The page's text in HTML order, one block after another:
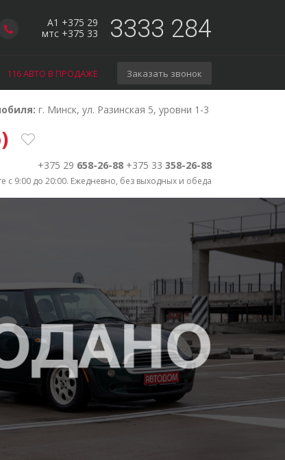
A1 +375 29
мтс +375 33
3333 284
116 АВТО В ПРОДАЖЕ Заказать звонок
г. Минск, ул. Разинская 5, уровни 1-3
+375 29 658-26-88 +375 33 358-26-88
с 9:00 до 20:00. Ежедневно, без выходных и обеда